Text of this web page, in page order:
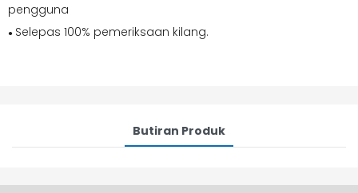
pengguna
● Selepas 100% pemeriksaan kilang.
Butiran Produk